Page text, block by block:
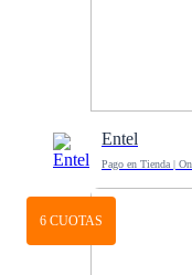
Entel
Pago en Tienda |
6 CUOTAS